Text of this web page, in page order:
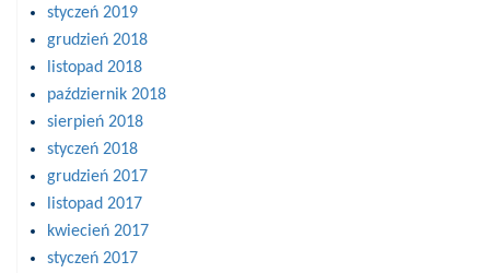
styczeń 2019
grudzień 2018
listopad 2018
październik 2018
sierpień 2018
styczeń 2018
grudzień 2017
listopad 2017
kwiecień 2017
styczeń 2017